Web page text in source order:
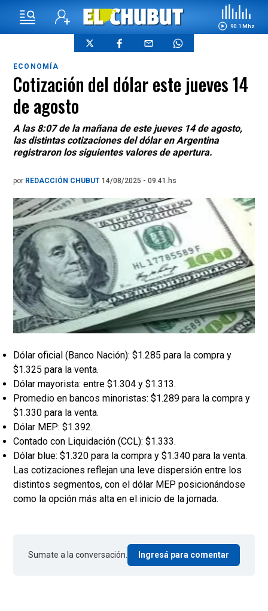
90.1 Mhz
ECONOMÍA
Cotización del dólar este jueves 14
de agosto
A las 8:07 de la mañana de este jueves 14 de agosto,
las distintas cotizaciones del dólar en Argentina
registraron los siguientes valores de apertura.
por REDACCIÓN CHUBUT 14/08/2025 - 09.41.hs
Dólar oficial (Banco Nación): $1.285 para la compra y
$1.325 para la venta.
Dólar mayorista: entre $1.304 y $1.313.
Promedio en bancos minoristas: $1.289 para la compra y
$1.330 para la venta.
Dólar MEP: $1.392.
Contado con Liquidación (CCL): $1.333.
Dólar blue: $1.320 para la compra y $1.340 para la venta.
Las cotizaciones reflejan una leve dispersión entre los
distintos segmentos, con el dólar MEP posicionándose
como la opción más alta en el inicio de la jornada.
Sumate a la conversación. Ingresá para comentar